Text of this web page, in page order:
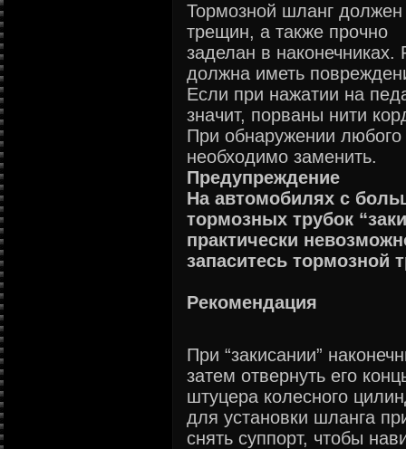
Тормозной шланг
трещин, а также прочно
заделан в наконечниках.
должна иметь
Если при нажатии на
значит, порваны нити
При обнаружении
необходимо заменить.
Предупреждение
На автомобилях с
тормозных трубок
практически
запаситесь тормозной
Рекомендация
При “закисании”
затем отвернуть его
штуцера колесного
для установки шланга
снять суппорт, чтобы